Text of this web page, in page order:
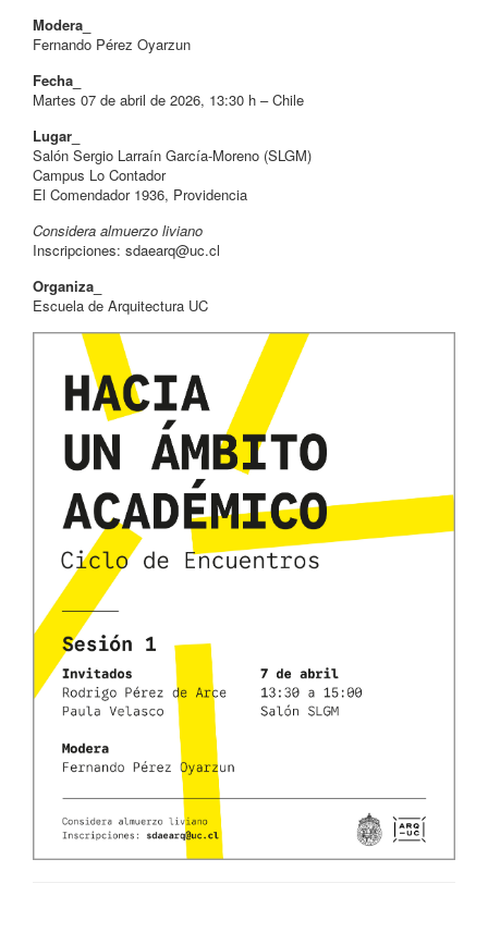
Modera_
Fernando Pérez Oyarzun
Fecha_
Martes 07 de abril de 2026, 13:30 h – Chile
Lugar_
Salón Sergio Larraín García-Moreno (SLGM)
Campus Lo Contador
El Comendador 1936, Providencia
Considera almuerzo liviano
Inscripciones: sdaearq@uc.cl
Organiza_
Escuela de Arquitectura UC